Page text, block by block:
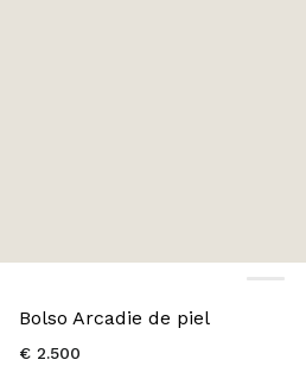
Bolso Arcadie de piel
€ 2.500